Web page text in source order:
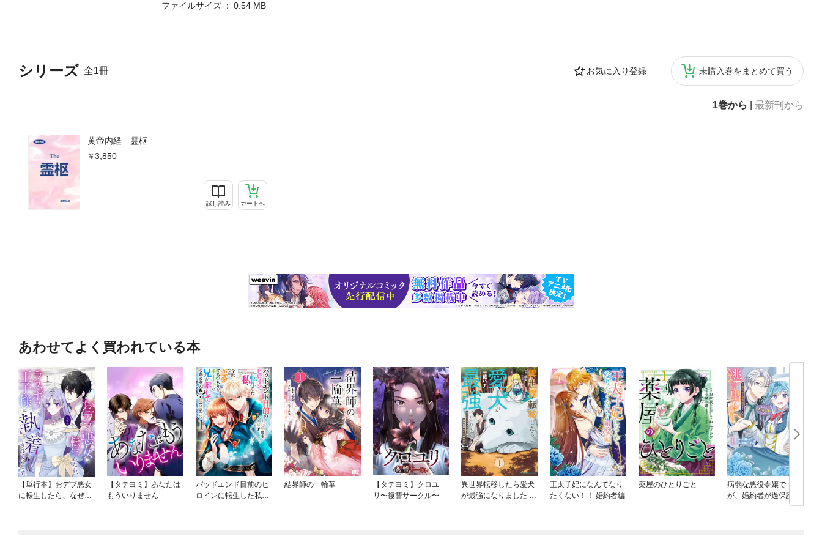
シリーズ 全1冊 お気に入り登録 未購入巻をまとめて買う
1巻から 最新刊から
黄帝内経 霊枢
3,850
試し読み カートへ
ファイルサイズ
0.54 MB
あわせてよく買われている本
【単行本】おデブ悪女
に転生したら、なぜか
【タテヨミ】あなたは
もういりません
バッドエンド目前のヒ
ロインに転生した私、
結界師の一輪華
【タテヨミ】クロユ
リ〜復讐サークル〜
異世界転移したら愛犬
が最強になりました ～
王太子妃になんてなり
たくない！！ 婚約者編
薬屋のひとりごと
病弱な悪役令嬢です
が、婚約者が過保護す
ぎて逃げ出したい(私た